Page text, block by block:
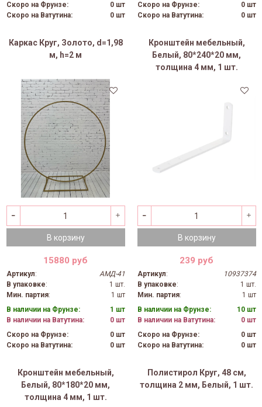
Скоро на Фрунзе:
0 шт
Скоро на Ватутина:
0 шт
Скоро на Фрунзе:
0 шт
Скоро на Ватутина:
0 шт
Каркас Круг, Золото, d=1,98
м, h=2 м
В корзину
15880 руб
Артикул:
АМД-41
В упаковке:
1 шт.
Мин. партия:
1 шт
В наличии на Фрунзе:
1 шт
В наличии на Ватутина:
0 шт
Скоро на Фрунзе:
0 шт
Скоро на Ватутина:
0 шт
Кронштейн мебельный,
Белый, 80*240*20 мм,
толщина 4 мм, 1 шт.
В корзину
239 руб
Артикул:
10937374
В упаковке:
1 шт.
Мин. партия:
1 шт
В наличии на Фрунзе:
10 шт
В наличии на Ватутина:
0 шт
Скоро на Фрунзе:
0 шт
Скоро на Ватутина:
0 шт
Кронштейн мебельный,
Белый, 80*180*20 мм,
толщина 4 мм, 1 шт.
Полистирол Круг, 48 см,
толщина 2 мм, Белый, 1 шт.